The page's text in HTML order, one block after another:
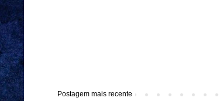
Postagem mais recente